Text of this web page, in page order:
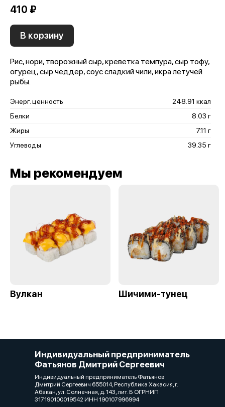
410 ₽
В корзину
Рис, нори, творожный сыр, креветка темпура, сыр тофу,
огурец, сыр чеддер, соус сладкий чили, икра летучей
рыбы.
Энерг. ценность
248.91 ккал
Белки
8.03 г
Жиры
7.11 г
Углеводы
39.35 г
Мы рекомендуем
Вулкан Шичими-тунец
Индивидуальный предприниматель
Фатьянов Дмитрий Сергеевич
Индивидуальный предприниматель Фатьянов
Дмитрий Сергеевич 655014, Республика Хакасия, г.
Абакан, ул. Солнечная, д. 143, лит. Б ОГРНИП
317190100019542 ИНН 190107996994